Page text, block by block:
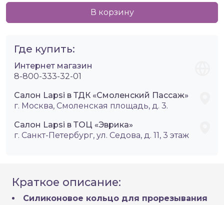
В корзину
Где купить:
Интернет магазин
8-800-333-32-01
Салон Lapsi в ТДК «Смоленский Пассаж»
г. Москва, Смоленская площадь, д. 3.
Салон Lapsi в ТОЦ «Эврика»
г. Санкт-Петербург, ул. Седова, д. 11, 3 этаж
Краткое описание:
Силиконовое кольцо для прорезывания